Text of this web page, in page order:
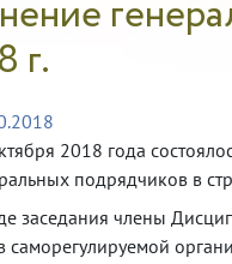
г.
2018 года
подрядчиков в
заседания члены